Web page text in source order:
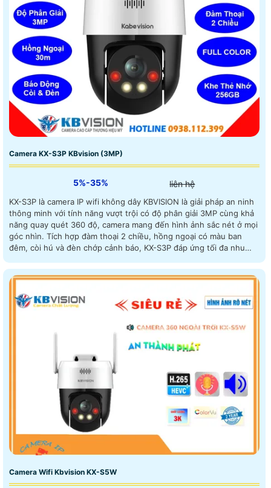
Camera KX-S3P KBvision (3MP)
5%-35% liên hệ
KX-S3P là camera IP wifi không dây KBVISION là giải pháp an ninh
thông minh với tính năng vượt trội có độ phân giải 3MP cùng khả
năng quay quét 360 độ, camera mang đến hình ảnh sắc nét ở mọi
góc nhìn. Tích hợp đàm thoại 2 chiều, hồng ngoại có màu ban
đêm, còi hú và đèn chớp cảnh báo, KX-S3P đáp ứng tối đa nhu
phí hợp lý
Camera Wifi Kbvision KX-S5W